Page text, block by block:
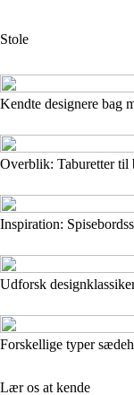
Stole
Kendte designere bag
Overblik: Taburetter til
Inspiration:
Udforsk
Forskellige typer
Lær os at kende